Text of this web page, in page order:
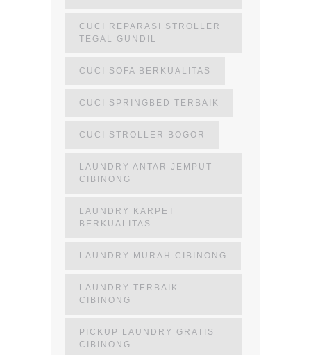
CUCI REPARASI STROLLER
TEGAL GUNDIL
CUCI SOFA BERKUALITAS
CUCI SPRINGBED TERBAIK
CUCI STROLLER BOGOR
LAUNDRY ANTAR JEMPUT
CIBINONG
LAUNDRY KARPET
BERKUALITAS
LAUNDRY MURAH CIBINONG
LAUNDRY TERBAIK
CIBINONG
PICKUP LAUNDRY GRATIS
CIBINONG